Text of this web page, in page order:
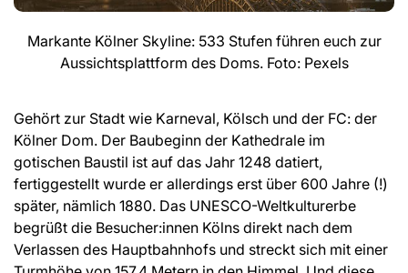
Markante Kölner Skyline: 533 Stufen führen euch zur
Aussichtsplattform des Doms. Foto: Pexels
Gehört zur Stadt wie Karneval, Kölsch und der FC: der
Kölner Dom. Der Baubeginn der Kathedrale im
gotischen Baustil ist auf das Jahr 1248 datiert,
fertiggestellt wurde er allerdings erst über 600 Jahre (!)
später, nämlich 1880. Das UNESCO-Weltkulturerbe
begrüßt die Besucher:innen Kölns direkt nach dem
Verlassen des Hauptbahnhofs und streckt sich mit einer